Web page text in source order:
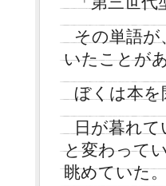
その単語が
いたことが
ぼくは本を
日が暮れ
と変わって
眺めていた